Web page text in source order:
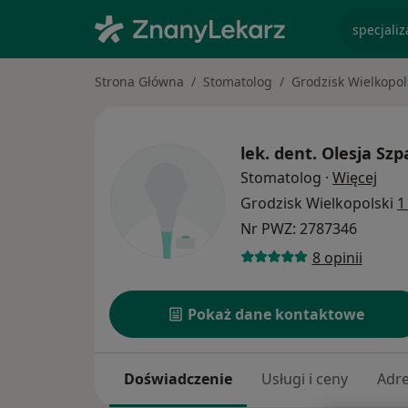
Strona Główna Stomatolog Grodzisk
lek. dent. Olesja
Stomatolog · Więcej
Grodzisk Wielkopolski
Nr PWZ: 2787346
8 opinii
Pokaż dane kontaktowe
Doświadczenie Usługi i ceny